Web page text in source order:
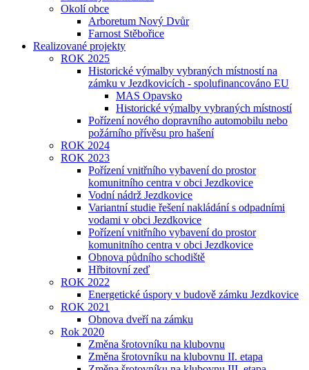
Okolí obce
Arboretum Nový Dvůr
Farnost Stěbořice
Realizované projekty
ROK 2025
Historické výmalby vybraných místností na
zámku v Jezdkovicích - spolufinancováno EU
MAS Opavsko
Historické výmalby vybraných místností
Pořízení nového dopravního automobilu nebo
požárního přívěsu pro hašení
ROK 2024
ROK 2023
Pořízení vnitřního vybavení do prostor
komunitního centra v obci Jezdkovice
Vodní nádrž Jezdkovice
Variantní studie řešení nakládání s odpadními
vodami v obci Jezdkovice
Pořízení vnitřního vybavení do prostor
komunitního centra v obci Jezdkovice
Obnova půdního schodiště
Hřbitovní zeď
ROK 2022
Energetické úspory v budově zámku Jezdkovice
ROK 2021
Obnova dveří na zámku
Rok 2020
Změna šrotovníku na klubovnu
Změna šrotovníku na klubovnu II. etapa